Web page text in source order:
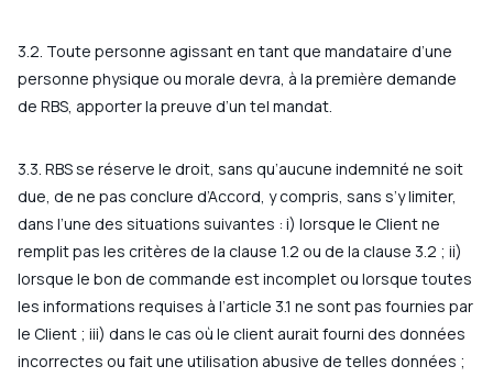
3.2. Toute personne agissant en tant que mandataire d’une
personne physique ou morale devra, à la première demande
de RBS, apporter la preuve d’un tel mandat.
3.3. RBS se réserve le droit, sans qu’aucune indemnité ne soit
due, de ne pas conclure d’Accord, y compris, sans s’y limiter,
dans l’une des situations suivantes : i) lorsque le Client ne
remplit pas les critères de la clause 1.2 ou de la clause 3.2 ; ii)
lorsque le bon de commande est incomplet ou lorsque toutes
les informations requises à l’article 3.1 ne sont pas fournies par
le Client ; iii) dans le cas où le client aurait fourni des données
incorrectes ou fait une utilisation abusive de telles données ;